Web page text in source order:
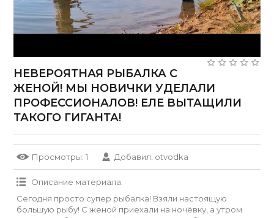
НЕВЕРОЯТНАЯ РЫБАЛКА С
ЖЕНОЙ! МЫ НОВИЧКИ УДЕЛАЛИ
ПРОФЕССИОНАЛОВ! ЕЛЕ ВЫТАЩИЛИ
ТАКОГО ГИГАНТА!
Просмотры: 1 Добавил: otvodka
Описание материала:
Сегодня просто супер рыбалка! Взяли настоящую
большую рыбу! С женой приехали на ночёвку, а утром